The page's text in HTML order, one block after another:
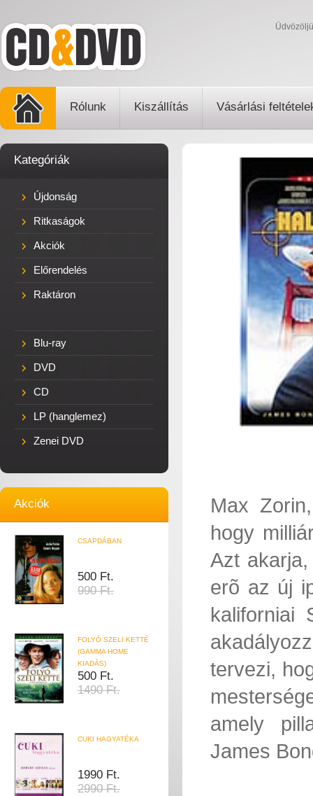
Rólunk Kiszállítás Vásárlási
Kategóriák
Újdonság
Ritkaságok
Akciók
Előrendelés
Raktáron
Blu-ray
DVD
CD
LP (hanglemez)
Zenei DVD
Akciók
CSAPDÁBAN
500 Ft.
990 Ft.
FOLYÓ SZELI KETTÉ
(GAMMA HOME
KIADÁS)
500 Ft.
1490 Ft.
CUKI HAGYATÉKA
1990 Ft.
2990 Ft.
Max
hogy
Azt
erõ az új
kaliforniai
tervezi,
amely
James